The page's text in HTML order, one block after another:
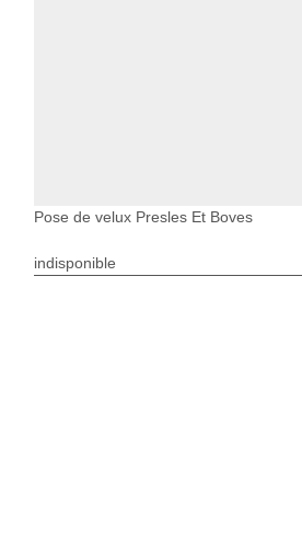
Pose de velux Presles Et Boves
indisponible